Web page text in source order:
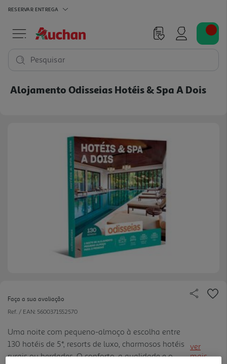
RESERVAR ENTREGA
Pesquisar
Alojamento Odisseias Hotéis & Spa A Dois
Faça a sua avaliação
Ref. / EAN: 5600371552570
Uma noite com pequeno-almoço à escolha entre
130 hotéis de 5*, resorts de luxo, charmosos hotéis
rurais ou herdades. O conforto, a qualidade e o
ver
mais